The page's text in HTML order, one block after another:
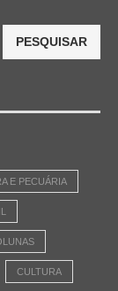
PESQUISAR
E PECUÁRIA
CULTURA